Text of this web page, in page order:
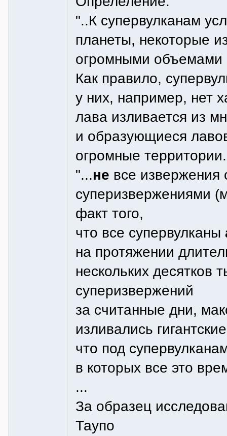
"..К супервулканам
планеты, некоторые
огромными объемами
Как правило,
у них, например, нет
лава изливается из
и образующиеся
огромные
"...не все извержения
суперизвержениями
факт того,
что все супервулканы
на протяжении
нескольких десятков
суперизвержений
за считанные дни,
изливались
что под
в которых все это
...
За образец
Таупо